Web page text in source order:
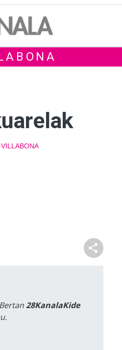
28KanalaKide